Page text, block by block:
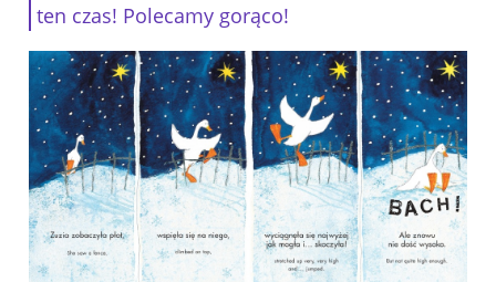
ten czas! Polecamy gorąco!